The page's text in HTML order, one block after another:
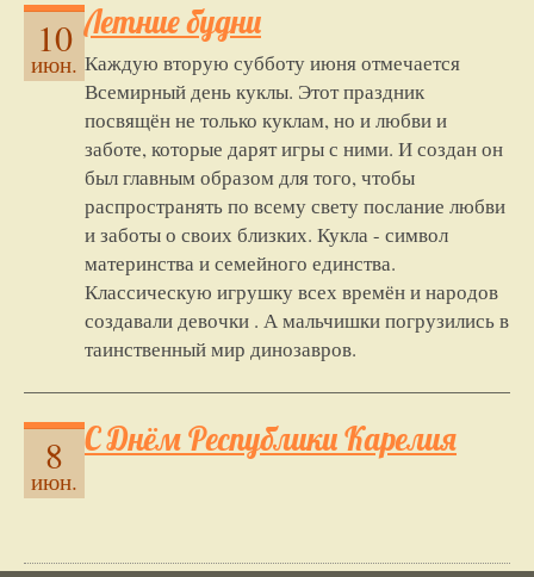
10
июн.
Летние будни
Каждую вторую субботу июня отмечается
Всемирный день куклы. Этот праздник
посвящён не только​ куклам, но и любви и
заботе, которые дарят игры с ними. И создан он
был главным образом для того, чтобы
распространять по всему свету послание любви
и заботы о своих близких. Кукла - символ
материнства и семейного единства.
Классическую игрушку всех времён и народов
создавали девочки .​ А мальчишки погрузились в
таинственный мир динозавров.
8
июн.
С Днём Республики Карелия